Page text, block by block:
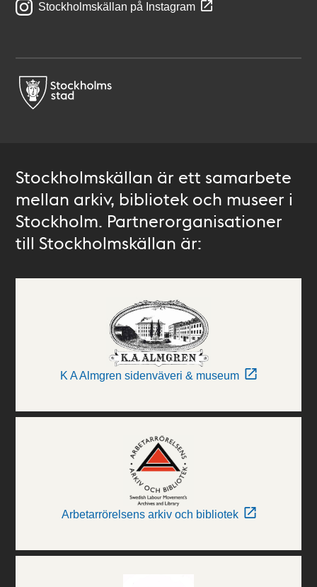
Stockholmskällan på Instagram
Stockholmskällan är ett samarbete
mellan arkiv, bibliotek och museer i
Stockholm. Partnerorganisationer
till Stockholmskällan är:
K A Almgren sidenväveri & museum
Arbetarrörelsens arkiv och bibliotek